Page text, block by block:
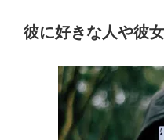
彼に好きな人や彼